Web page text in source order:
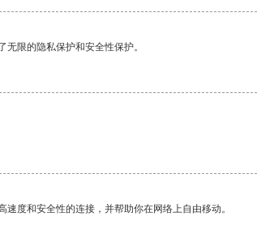
限的隐私保护和安全性保护。
度和安全性的连接，并帮助你在网络上自由移动。